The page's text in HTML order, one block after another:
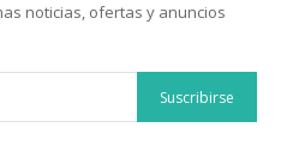
noticias, ofertas y anuncios
Suscribirse